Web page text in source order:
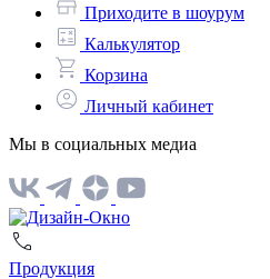
Приходите в шоурум
Калькулятор
Корзина
Личный кабинет
Мы в социальных медиа
Продукция